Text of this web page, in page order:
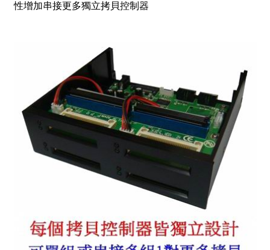
性增加串接更多獨立拷貝控制器